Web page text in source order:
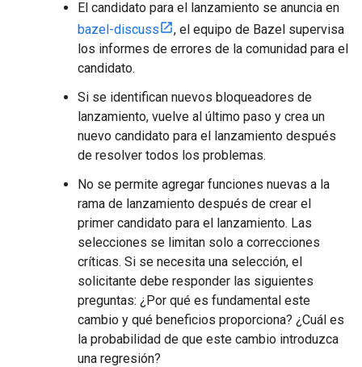
El candidato para el lanzamiento se anuncia en
bazel-discuss
, el equipo de Bazel supervisa
los informes de errores de la comunidad para el
candidato.
Si se identifican nuevos bloqueadores de
lanzamiento, vuelve al último paso y crea un
nuevo candidato para el lanzamiento después
de resolver todos los problemas.
No se permite agregar funciones nuevas a la
rama de lanzamiento después de crear el
primer candidato para el lanzamiento. Las
selecciones se limitan solo a correcciones
críticas. Si se necesita una selección, el
solicitante debe responder las siguientes
preguntas: ¿Por qué es fundamental este
cambio y qué beneficios proporciona? ¿Cuál es
la probabilidad de que este cambio introduzca
una regresión?